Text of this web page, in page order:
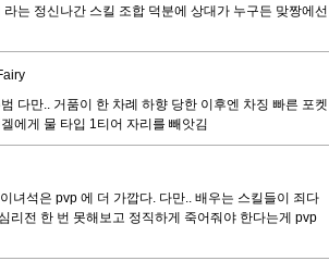
는 정신나간 스킬 조합 덕분에 상대가 누구든 맞짱에선
다만.. 거품이 한 차례 하향 당한 이후엔 차징 빠른 포켓
에게 물 타입 1티어 자리를 빼앗김
녀석은 pvp 에 더 가깝다. 다만.. 배우는 스킬들이 죄다
리전 한 번 못해보고 정직하게 죽어줘야 한다는게 pvp